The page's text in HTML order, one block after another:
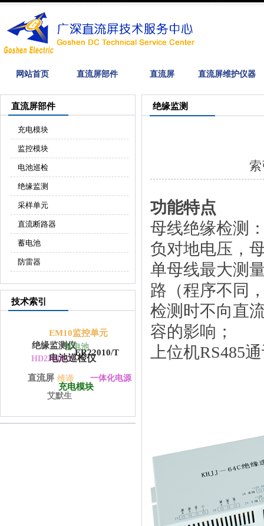
网站首页 直流屏部件 直流屏 直流屏维护仪器
直流屏部件
充电模块
监控模块
电池巡检
绝缘监测
采样单元
直流断路器
蓄电池
防雷器
技术索引
直流屏
艾默生
充电模块
电池巡检仪
绝缘监测仪
HD22010-3
维谛 一体化电源
ER22010/T
EM10监控单元
蓄电池
绝缘监测
功能特点
母线绝缘检测
负对地电压，
单母线最大测
路（程序不同
检测时不向直
容的影响；
上位机RS485